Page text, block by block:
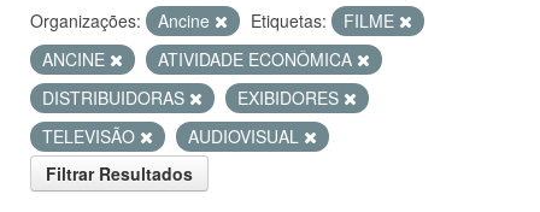
Organizações: Ancine Etiquetas:
FILME
ANCINE
ATIVIDADE ECONÔMICA
DISTRIBUIDORAS
EXIBIDORES
TELEVISÃO
AUDIOVISUAL
Filtrar Resultados